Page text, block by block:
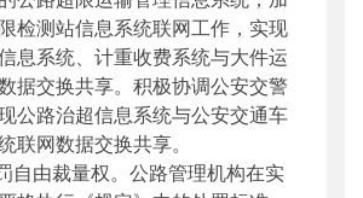
检测站信息系统联网工作，实现
息系统、计重收费系统与大件运
据交换共享。积极协调公安交警
公路治超信息系统与公安交通车
联网数据交换共享。
由裁量权。公路管理机构在实